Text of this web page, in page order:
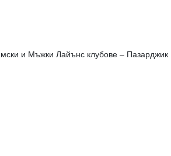
и Мъжки Лайънс клубове – Пазарджик